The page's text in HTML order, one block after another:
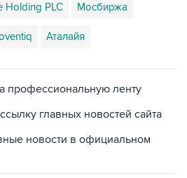
Holding PLC Мосбиржа
Аталайя
профессиональную ленту
главных новостей сайта
новости в официальном